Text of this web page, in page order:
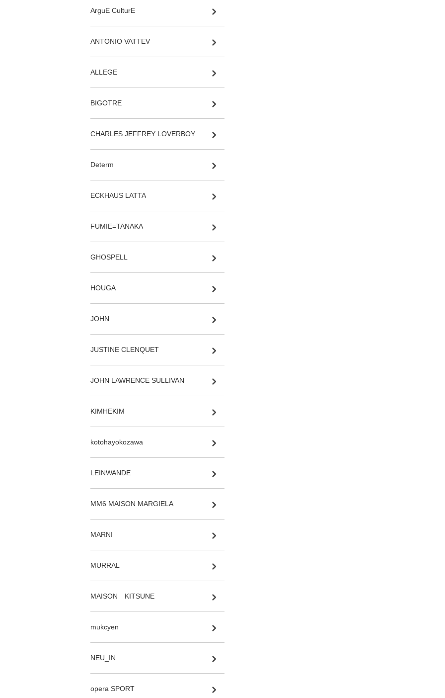
ArguE CulturE
ANTONIO VATTEV
ALLEGE
BIGOTRE
CHARLES JEFFREY LOVERBOY
Determ
ECKHAUS LATTA
FUMIE=TANAKA
GHOSPELL
HOUGA
JOHN
JUSTINE CLENQUET
JOHN LAWRENCE SULLIVAN
KIMHEKIM
kotohayokozawa
LEINWANDE
MM6 MAISON MARGIELA
MARNI
MURRAL
MAISON KITSUNE
mukcyen
NEU_IN
opera SPORT